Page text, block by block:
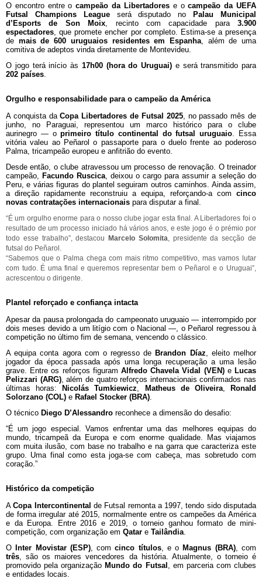
O encontro entre ocampeão da Libertadorese ocampeão da UEFA
Futsal Champions Leagueserá disputado no
Palau Municipal
d’Esports de Son Moix, recinto com capacidade para 3.900
espectadores, que promete encher por completo. Estima-se a presença
de mais de 600 uruguaios residentes em Espanha, além de uma
comitiva de adeptos vinda diretamente de Montevideu.
O jogo terá início às 17h00 (hora do Uruguai) e será transmitido para
202 países.
Orgulho e responsabilidade para o campeão da América
A conquista daCopa Libertadores de Futsal 2025, no passado mês de
junho, no Paraguai, representou um marco histórico para o clube
aurinegro — oprimeiro título continental do futsal uruguaio. Essa
vitória valeu ao Peñarol o passaporte para o duelo frente ao poderoso
Palma, tricampeão europeu e anfitrião do evento.
Desde então, o clube atravessou um processo de renovação. O treinador
campeão, Facundo Ruscica, deixou o cargo para assumir a seleção do
Peru, e várias figuras do plantel seguiram outros caminhos. Ainda assim,
a direção rapidamente reconstruiu a equipa, reforçando-a com cinco
novas contratações internacionais para disputar a final.
“É um orgulho enorme para o nosso clube jogar esta final. A Libertadores foi o
resultado de um processo iniciado há vários anos, e este jogo é o prémio por
todo esse trabalho”, destacou
Marcelo Solomita, presidente da secção de
futsal do Peñarol.
“Sabemos que o Palma chega com mais ritmo competitivo, mas vamos lutar
com tudo. É uma final e queremos representar bem o Peñarol e o Uruguai”,
acrescentou o dirigente.
Plantel reforçado e confiança intacta
Apesar da pausa prolongada do campeonato uruguaio — interrompido por
dois meses devido a um litígio com o Nacional —, o Peñarol regressou à
competição no último fim de semana, vencendo o clássico.
A equipa conta agora com o regresso de Brandon Díaz, eleito melhor
jogador da época passada após uma longa recuperação a uma lesão
grave. Entre os reforços figuram Alfredo Chavela Vidal (VEN)e Lucas
Pelizzari (ARG), além de quatro reforços internacionais confirmados nas
últimas horas:
Nicolás Tumkiewicz, Matheus de Oliveira,
Ronald
Solorzano (COL) e Rafael Stocker (BRA).
O técnico Diego D’Alessandro reconhece a dimensão do desafio:
“É um jogo especial. Vamos enfrentar uma das melhores equipas do
mundo, tricampeã da Europa e com enorme qualidade. Mas viajamos
com muita ilusão, com base no trabalho e na garra que caracteriza este
grupo. Uma final como esta joga-se com cabeça, mas sobretudo com
coração.”
Histórico da competição
ACopa Intercontinental de Futsal remonta a 1997, tendo sido disputada
de forma irregular até 2015, normalmente entre os campeões da América
e da Europa. Entre 2016 e 2019, o torneio ganhou formato de mini-
competição, com organização em Qatar e Tailândia.
O
Inter Movistar (ESP), comcinco títulos, e o Magnus (BRA), com
três, são os maiores vencedores da história. Atualmente, o torneio é
promovido pela organização Mundo do Futsal , em parceria com clubes
e entidades locais.